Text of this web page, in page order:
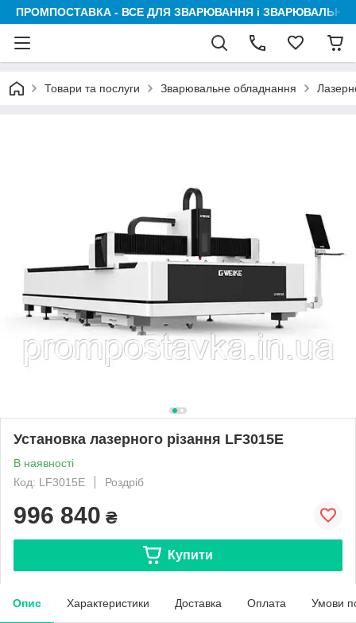
ПРОМПОСТАВКА - ВСЕ ДЛЯ ЗВАРЮВАННЯ і
Товари та послуги Зварювальне обладнання
Установка лазерного різання LF3015E
В наявності
Код: LF3015E
Роздріб
996 840 ₴
Купити
Опис Характеристики Доставка Оплата Умови